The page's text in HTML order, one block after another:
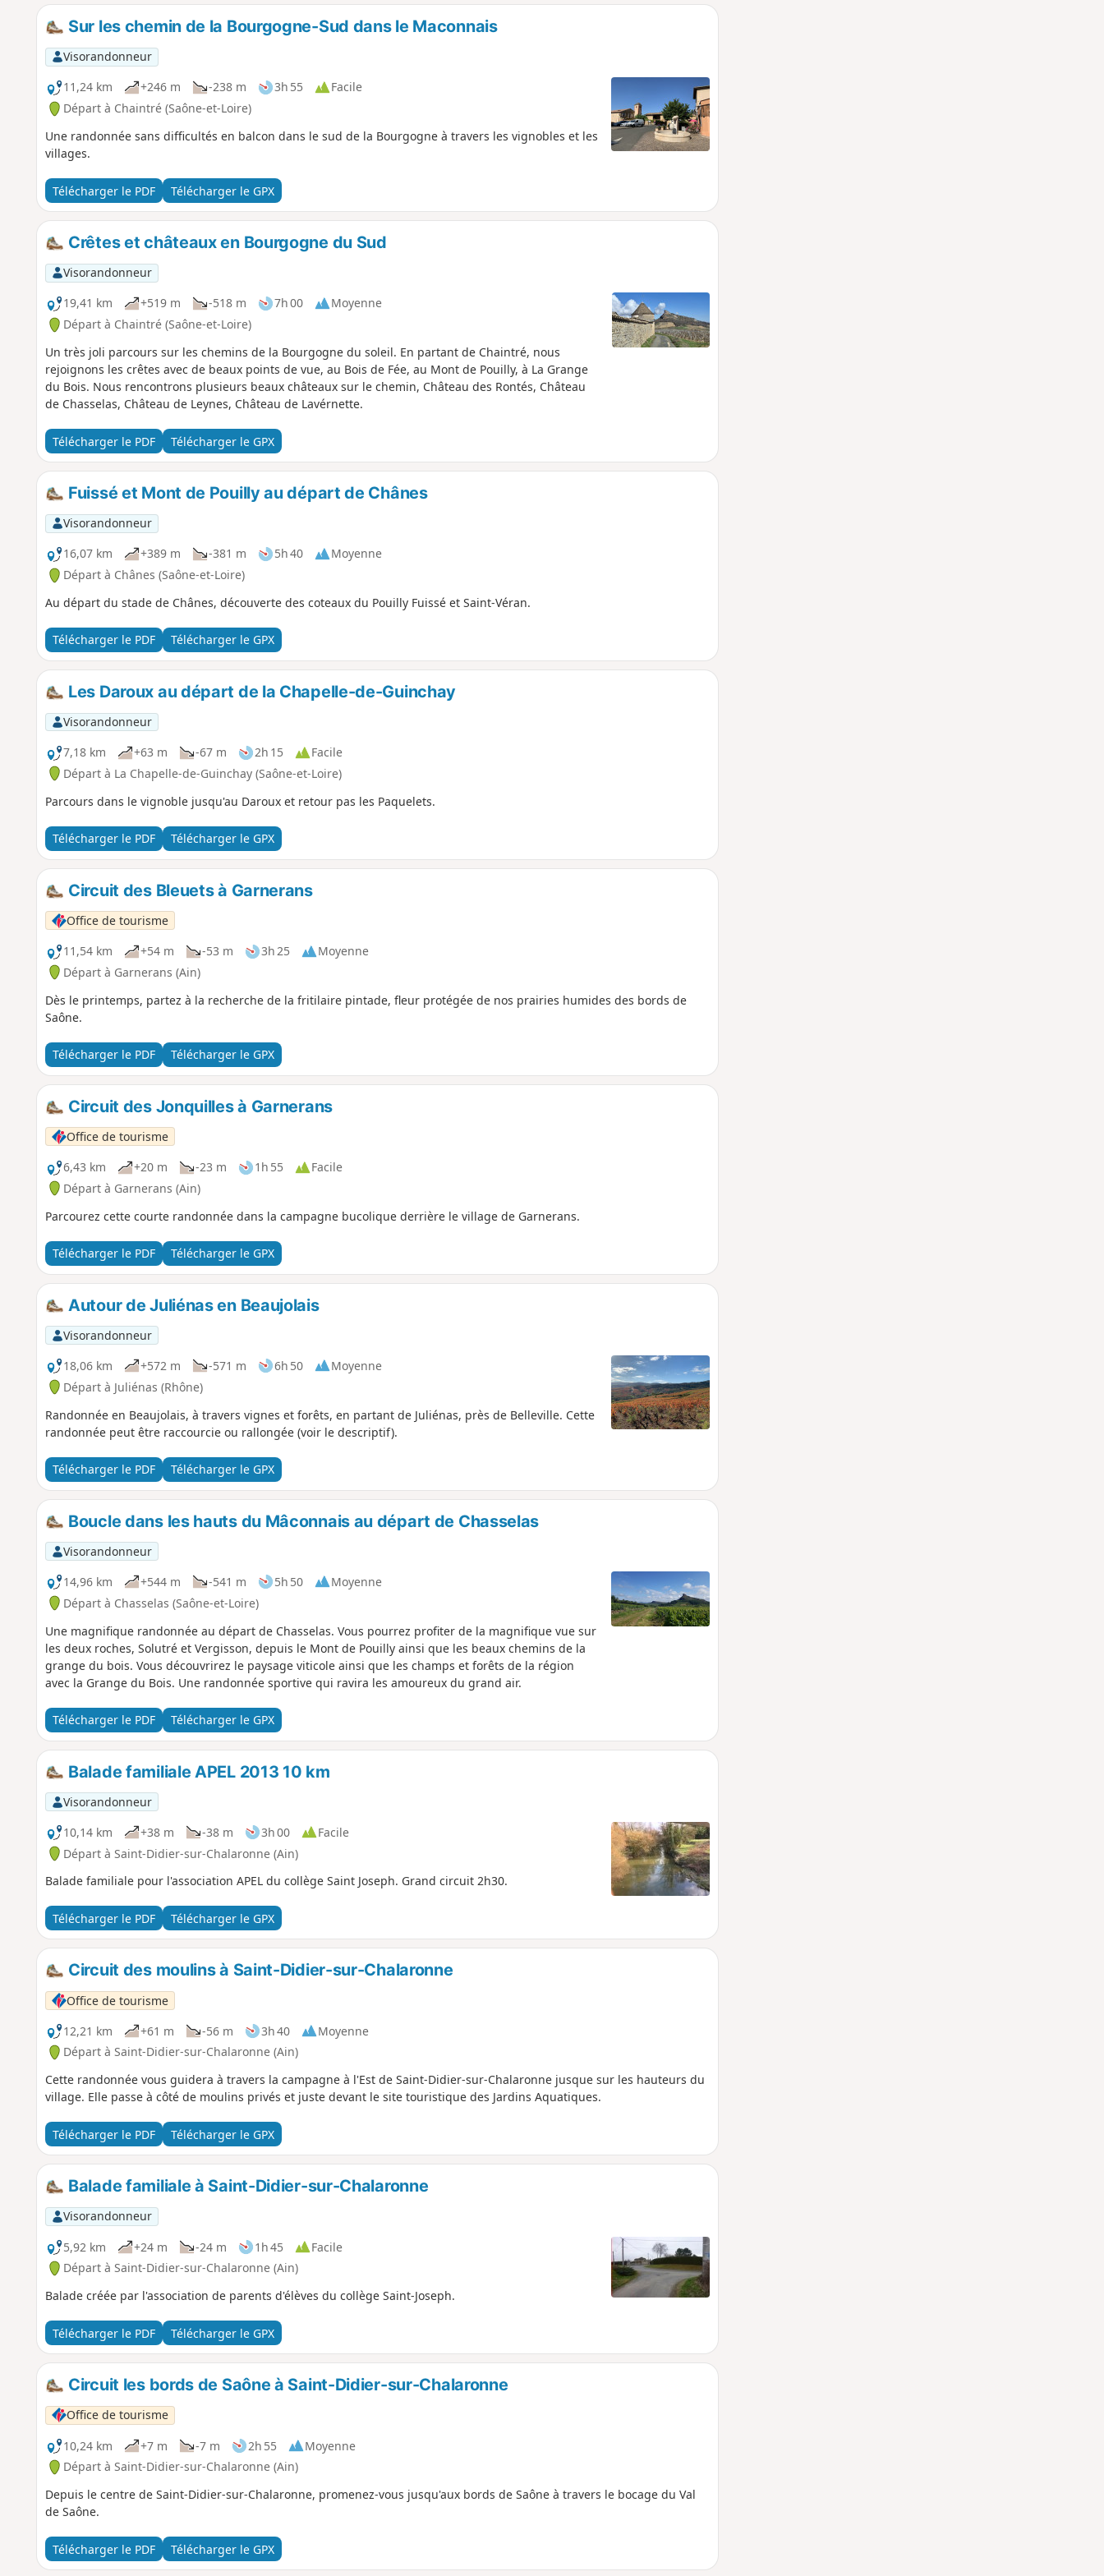
Sur les chemin de la Bourgogne-Sud dans le Maconnais
Visorandonneur
11,24 km
+246 m -238 m 3h 55
Facile
Départ à Chaintré (Saône-et-Loire)
Une randonnée sans difficultés en balcon dans le sud de la Bourgogne à travers les vignobles et les
villages.
Télécharger le PDF Télécharger le GPX
Crêtes et châteaux en Bourgogne du Sud
Visorandonneur
19,41 km
+519 m -518 m 7h 00
Moyenne
Départ à Chaintré (Saône-et-Loire)
Un très joli parcours sur les chemins de la Bourgogne du soleil. En partant de Chaintré, nous
rejoignons les crêtes avec de beaux points de vue, au Bois de Fée, au Mont de Pouilly, à La Grange
du Bois. Nous rencontrons plusieurs beaux châteaux sur le chemin, Château des Rontés, Château
de Chasselas, Château de Leynes, Château de Lavérnette.
Télécharger le PDF Télécharger le GPX
Fuissé et Mont de Pouilly au départ de Chânes
Visorandonneur
16,07 km
+389 m -381 m 5h 40
Moyenne
Départ à Chânes (Saône-et-Loire)
Au départ du stade de Chânes, découverte des coteaux du Pouilly Fuissé et Saint-Véran.
Télécharger le PDF Télécharger le GPX
Les Daroux au départ de la Chapelle-de-Guinchay
Visorandonneur
7,18 km
+63 m -67 m 2h 15
Facile
Départ à La Chapelle-de-Guinchay (Saône-et-Loire)
Parcours dans le vignoble jusqu'au Daroux et retour pas les Paquelets.
Télécharger le PDF Télécharger le GPX
Circuit des Bleuets à Garnerans
Office de tourisme
11,54 km
+54 m -53 m 3h 25
Moyenne
Départ à Garnerans (Ain)
Dès le printemps, partez à la recherche de la fritilaire pintade, fleur protégée de nos prairies humides des bords de
Saône.
Télécharger le PDF Télécharger le GPX
Circuit des Jonquilles à Garnerans
Office de tourisme
6,43 km
+20 m -23 m 1h 55
Facile
Départ à Garnerans (Ain)
Parcourez cette courte randonnée dans la campagne bucolique derrière le village de Garnerans.
Télécharger le PDF Télécharger le GPX
Autour de Juliénas en Beaujolais
Visorandonneur
18,06 km
+572 m -571 m 6h 50
Moyenne
Départ à Juliénas (Rhône)
Randonnée en Beaujolais, à travers vignes et forêts, en partant de Juliénas, près de Belleville. Cette
randonnée peut être raccourcie ou rallongée (voir le descriptif).
Télécharger le PDF Télécharger le GPX
Boucle dans les hauts du Mâconnais au départ de Chasselas
Visorandonneur
14,96 km
+544 m -541 m 5h 50
Moyenne
Départ à Chasselas (Saône-et-Loire)
Une magnifique randonnée au départ de Chasselas. Vous pourrez profiter de la magnifique vue sur
les deux roches, Solutré et Vergisson, depuis le Mont de Pouilly ainsi que les beaux chemins de la
grange du bois. Vous découvrirez le paysage viticole ainsi que les champs et forêts de la région
avec la Grange du Bois. Une randonnée sportive qui ravira les amoureux du grand air.
Télécharger le PDF Télécharger le GPX
Balade familiale APEL 2013 10 km
Visorandonneur
10,14 km
+38 m -38 m 3h 00
Facile
Départ à Saint-Didier-sur-Chalaronne (Ain)
Balade familiale pour l'association APEL du collège Saint Joseph. Grand circuit 2h30.
Télécharger le PDF Télécharger le GPX
Circuit des moulins à Saint-Didier-sur-Chalaronne
Office de tourisme
12,21 km
+61 m -56 m 3h 40
Moyenne
Départ à Saint-Didier-sur-Chalaronne (Ain)
Cette randonnée vous guidera à travers la campagne à l'Est de Saint-Didier-sur-Chalaronne jusque sur les hauteurs du
village. Elle passe à côté de moulins privés et juste devant le site touristique des Jardins Aquatiques.
Télécharger le PDF Télécharger le GPX
Balade familiale à Saint-Didier-sur-Chalaronne
Visorandonneur
5,92 km
+24 m -24 m 1h 45
Facile
Départ à Saint-Didier-sur-Chalaronne (Ain)
Balade créée par l'association de parents d'élèves du collège Saint-Joseph.
Télécharger le PDF Télécharger le GPX
Circuit les bords de Saône à Saint-Didier-sur-Chalaronne
Office de tourisme
10,24 km
+7 m -7 m 2h 55
Moyenne
Départ à Saint-Didier-sur-Chalaronne (Ain)
Depuis le centre de Saint-Didier-sur-Chalaronne, promenez-vous jusqu'aux bords de Saône à travers le bocage du Val
de Saône.
Télécharger le PDF Télécharger le GPX